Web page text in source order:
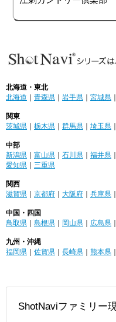
北海道・東北
北海道
青森県 岩手県 宮城県
関東
茨城県
栃木県 群馬県 埼玉県
中部
新潟県
富山県 石川県 福井県
愛知県
三重県
関西
滋賀県
京都府 大阪府 兵庫県
中国・四国
鳥取県
島根県 岡山県 広島県
九州・沖縄
福岡県
佐賀県 長崎県 熊本県
ShotNaviファミリー